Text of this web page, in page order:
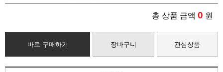
총 상품 금액 0 원
바로 구매하기 장바구니 관심상품